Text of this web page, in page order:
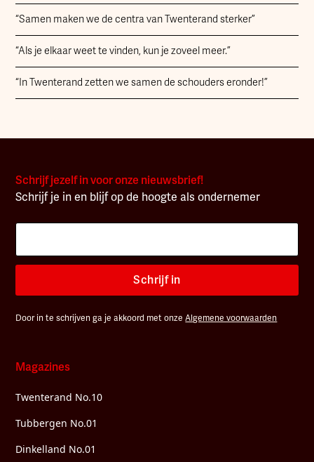
“Samen maken we de centra van Twenterand sterker”
“Als je elkaar weet te vinden, kun je zoveel meer.”
“In Twenterand zetten we samen de schouders eronder!”
Schrijf jezelf in voor onze nieuwsbrief!
Schrijf je in en blijf op de hoogte als ondernemer
Schrijf in
Door in te schrijven ga je akkoord met onzeAlgemene voorwaarden
Magazines
Twenterand No.10
Tubbergen No.01
Dinkelland No.01